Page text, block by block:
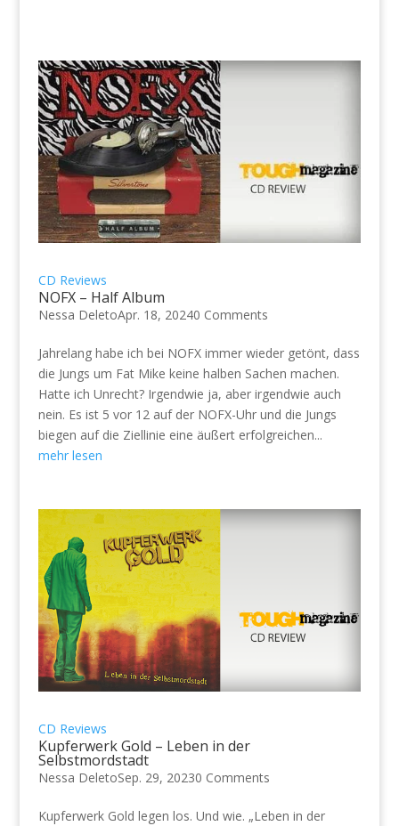
CD Reviews
NOFX – Half Album
Nessa DeletoApr. 18, 20240 Comments
Jahrelang habe ich bei NOFX immer wieder getönt, dass
die Jungs um Fat Mike keine halben Sachen machen.
Hatte ich Unrecht? Irgendwie ja, aber irgendwie auch
nein. Es ist 5 vor 12 auf der NOFX-Uhr und die Jungs
biegen auf die Ziellinie eine äußert erfolgreichen...
mehr lesen
CD Reviews
Kupferwerk Gold – Leben in der
Selbstmordstadt
Nessa DeletoSep. 29, 20230 Comments
Kupferwerk Gold legen los. Und wie. „Leben in der